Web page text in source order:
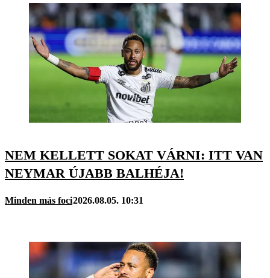
NEM KELLETT SOKAT VÁRNI: ITT VAN
NEYMAR ÚJABB BALHÉJA!
Minden más foci2026.08.05. 10:31